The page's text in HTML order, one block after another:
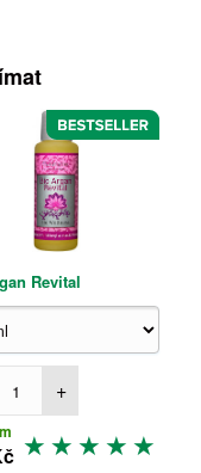
Revital
+